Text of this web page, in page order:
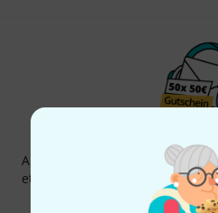
Thomann
Abonniere den Thomann
etwas Glück einen von
50
Inspirierende Beiträge